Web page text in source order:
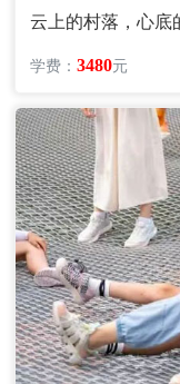
云上的村落，心底
学费：3480元